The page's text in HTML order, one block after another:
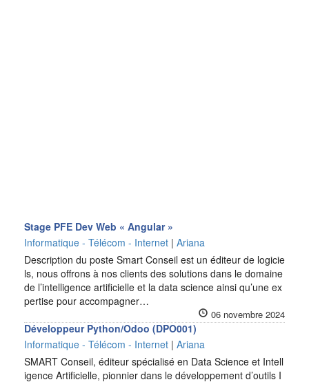
Stage PFE Dev Web « Angular »
Informatique - Télécom - Internet | Ariana
Description du poste Smart Conseil est un éditeur de logicie
ls, nous offrons à nos clients des solutions dans le domaine
de l’intelligence artificielle et la data science ainsi qu’une ex
pertise pour accompagner…
06 novembre 2024
Développeur Python/Odoo (DPO001)
Informatique - Télécom - Internet | Ariana
SMART Conseil, éditeur spécialisé en Data Science et Intell
igence Artificielle, pionnier dans le développement d’outils I